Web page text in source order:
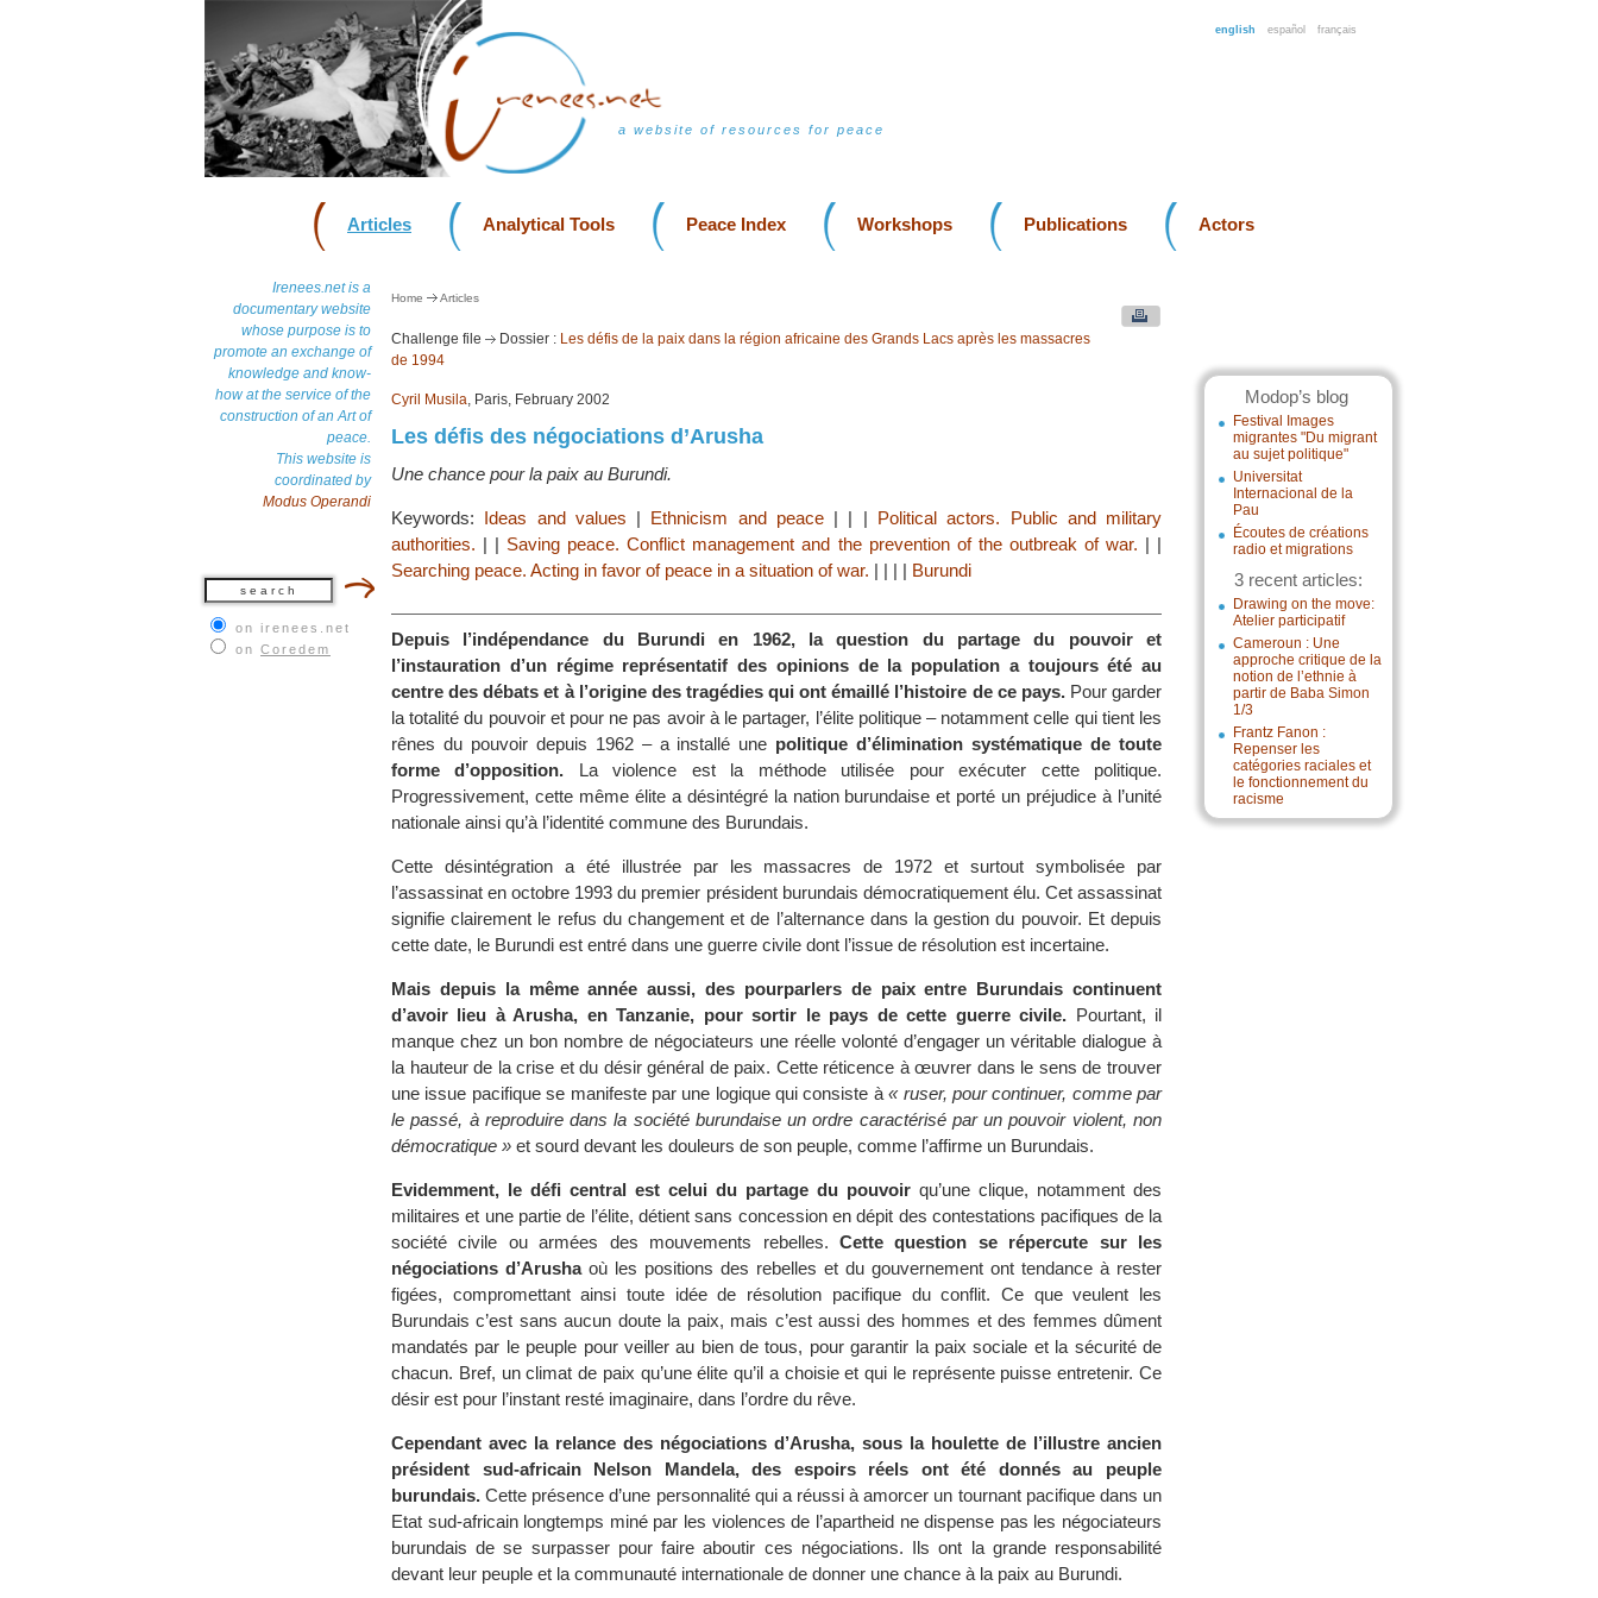
english español français
a website of resources for peace
Articles Analytical Tools Peace Index Workshops Publications Actors
Irenees.net is a
documentary website
whose purpose is to
promote an exchange of
knowledge and know-
how at the service of the
construction of an Art of
peace.
This website is
coordinated by
Modus Operandi
on irenees.net
on Coredem
Modop’s blog
Festival Images
migrantes "Du migrant
au sujet politique"
Universitat
Internacional de la
Pau
Écoutes de créations
radio et migrations
3 recent articles:
Drawing on the move:
Atelier participatif
Cameroun : Une
approche critique de la
notion de l’ethnie à
partir de Baba Simon
1/3
Frantz Fanon :
Repenser les
catégories raciales et
le fonctionnement du
racisme
Home Articles
Challenge file Dossier : Les défis de la paix dans la région africaine des Grands Lacs après les massacres
de 1994
Cyril Musila, Paris, February 2002
Les défis des négociations d’Arusha
Une chance pour la paix au Burundi.
Keywords: Ideas and values | Ethnicism and peace| | | Political actors. Public and military
authorities. | | Saving peace. Conflict management and the prevention of the outbreak of war. | |
Searching peace. Acting in favor of peace in a situation of war. | | | | Burundi
Depuis l’indépendance du Burundi en 1962, la question du partage du pouvoir et
l’instauration d’un régime représentatif des opinions de la population a toujours été au
centre des débats et à l’origine des tragédies qui ont émaillé l’histoire de ce pays.Pour garder
la totalité du pouvoir et pour ne pas avoir à le partager, l’élite politique – notamment celle qui tient les
rênes du pouvoir depuis 1962 – a installé une politique d’élimination systématique de toute
forme d’opposition. La violence est la méthode utilisée pour exécuter cette politique.
Progressivement, cette même élite a désintégré la nation burundaise et porté un préjudice à l’unité
nationale ainsi qu’à l’identité commune des Burundais.
Cette désintégration a été illustrée par les massacres de 1972 et surtout symbolisée par
l’assassinat en octobre 1993 du premier président burundais démocratiquement élu. Cet assassinat
signifie clairement le refus du changement et de l’alternance dans la gestion du pouvoir. Et depuis
cette date, le Burundi est entré dans une guerre civile dont l’issue de résolution est incertaine.
Mais depuis la même année aussi, des pourparlers de paix entre Burundais continuent
d’avoir lieu à Arusha, en Tanzanie, pour sortir le pays de cette guerre civile. Pourtant, il
manque chez un bon nombre de négociateurs une réelle volonté d’engager un véritable dialogue à
la hauteur de la crise et du désir général de paix. Cette réticence à œuvrer dans le sens de trouver
une issue pacifique se manifeste par une logique qui consiste à« ruser, pour continuer, comme par
le passé, à reproduire dans la société burundaise un ordre caractérisé par un pouvoir violent, non
démocratique » et sourd devant les douleurs de son peuple, comme l’affirme un Burundais.
Evidemment, le défi central est celui du partage du pouvoir qu’une clique, notamment des
militaires et une partie de l’élite, détient sans concession en dépit des contestations pacifiques de la
société civile ou armées des mouvements rebelles. Cette question se répercute sur les
négociations d’Arushaoù les positions des rebelles et du gouvernement ont tendance à rester
figées, compromettant ainsi toute idée de résolution pacifique du conflit. Ce que veulent les
Burundais c’est sans aucun doute la paix, mais c’est aussi des hommes et des femmes dûment
mandatés par le peuple pour veiller au bien de tous, pour garantir la paix sociale et la sécurité de
chacun. Bref, un climat de paix qu’une élite qu’il a choisie et qui le représente puisse entretenir. Ce
désir est pour l’instant resté imaginaire, dans l’ordre du rêve.
Cependant avec la relance des négociations d’Arusha, sous la houlette de l’illustre ancien
président sud-africain Nelson Mandela, des espoirs réels ont été donnés au peuple
burundais. Cette présence d’une personnalité qui a réussi à amorcer un tournant pacifique dans un
Etat sud-africain longtemps miné par les violences de l’apartheid ne dispense pas les négociateurs
burundais de se surpasser pour faire aboutir ces négociations. Ils ont la grande responsabilité
devant leur peuple et la communauté internationale de donner une chance à la paix au Burundi.